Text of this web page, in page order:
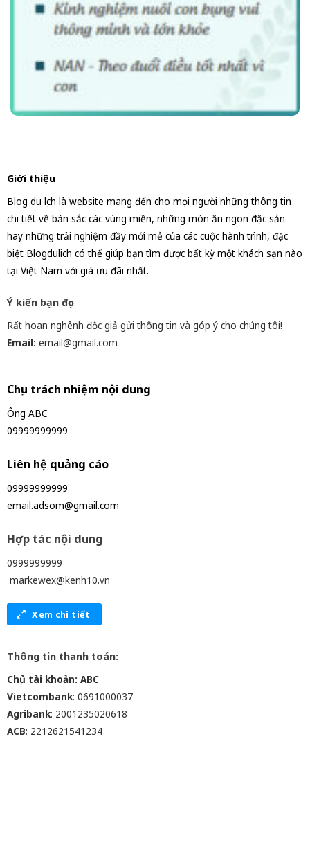
Giới thiệu
Blog du lịch là website mang đến cho mọi người những thông tin
chi tiết về bản sắc các vùng miền, những món ăn ngon đặc sản
hay những trải nghiệm đầy mới mẻ của các cuộc hành trình, đặc
biệt Blogdulich có thể giúp bạn tìm được bất kỳ một khách sạn nào
tại Việt Nam với giá ưu đãi nhất.
Ý kiến bạn đọc
Rất hoan nghênh độc giả gửi thông tin và góp ý cho chúng tôi!
Email: email@gmail.com
Chịu trách nhiệm nội dung
Ông ABC
09999999999
Liên hệ quảng cáo
09999999999
email.adsom@gmail.com
Hợp tác nội dung
0999999999
markewex@kenh10.vn
Xem chi tiết
Thông tin thanh toán:
Chủ tài khoản: ABC
Vietcombank: 0691000037
Agribank: 2001235020618
ACB: 2212621541234